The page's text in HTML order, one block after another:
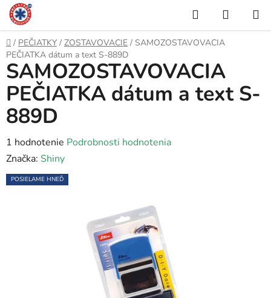
Prejsť
na
obsah
Hľadať
KOŠÍK
Domov
/ PEČIATKY / ZOSTAVOVACIE / SAMOZOSTAVOVACIA
PEČIATKA dátum a text S-889D
SAMOZOSTAVOVACIA
PEČIATKA dátum a text S-
889D
Priemerné
hodnotenie
produktu
1 hodnotenie Podrobnosti hodnotenia
Značka: Shiny
POSIELAME HNEĎ